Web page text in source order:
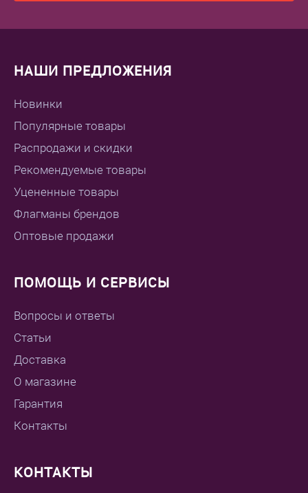
НАШИ ПРЕДЛОЖЕНИЯ
Новинки
Популярные товары
Распродажи и скидки
Рекомендуемые товары
Уцененные товары
Флагманы брендов
Оптовые продажи
ПОМОЩЬ И СЕРВИСЫ
Вопросы и ответы
Статьи
Доставка
О магазине
Гарантия
Контакты
КОНТАКТЫ